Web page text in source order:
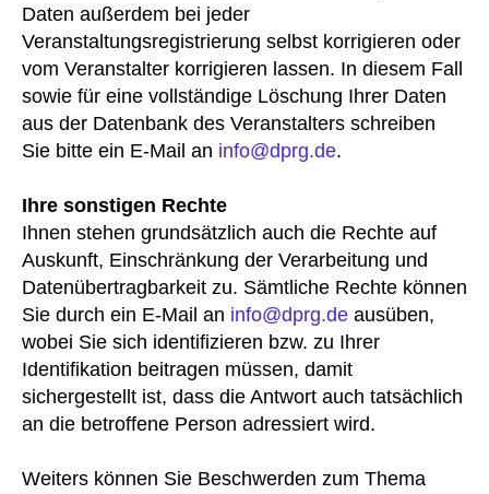
Daten außerdem bei jeder
Veranstaltungsregistrierung selbst korrigieren oder
vom Veranstalter korrigieren lassen. In diesem Fall
sowie für eine vollständige Löschung Ihrer Daten
aus der Datenbank des Veranstalters schreiben
Sie bitte ein E-Mail an info@dprg.de.
Ihre sonstigen Rechte
Ihnen stehen grundsätzlich auch die Rechte auf
Auskunft, Einschränkung der Verarbeitung und
Datenübertragbarkeit zu. Sämtliche Rechte können
Sie durch ein E-Mail an info@dprg.de ausüben,
wobei Sie sich identifizieren bzw. zu Ihrer
Identifikation beitragen müssen, damit
sichergestellt ist, dass die Antwort auch tatsächlich
an die betroffene Person adressiert wird.
Weiters können Sie Beschwerden zum Thema